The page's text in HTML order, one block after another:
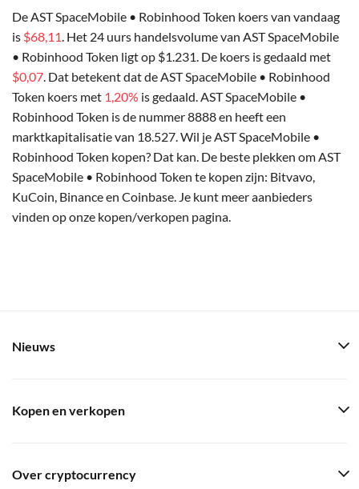
De AST SpaceMobile • Robinhood Token koers van vandaag
is $68,11. Het 24 uurs handelsvolume van AST SpaceMobile
• Robinhood Token ligt op $1.231. De koers is gedaald met
$0,07. Dat betekent dat de AST SpaceMobile • Robinhood
Token koers met 1,20% is gedaald. AST SpaceMobile •
Robinhood Token is de nummer 8888 en heeft een
marktkapitalisatie van 18.527. Wil je AST SpaceMobile •
Robinhood Token kopen? Dat kan. De beste plekken om AST
SpaceMobile • Robinhood Token te kopen zijn: Bitvavo,
KuCoin, Binance en Coinbase. Je kunt meer aanbieders
vinden op onze kopen/verkopen pagina.
Nieuws
Kopen en verkopen
Over cryptocurrency